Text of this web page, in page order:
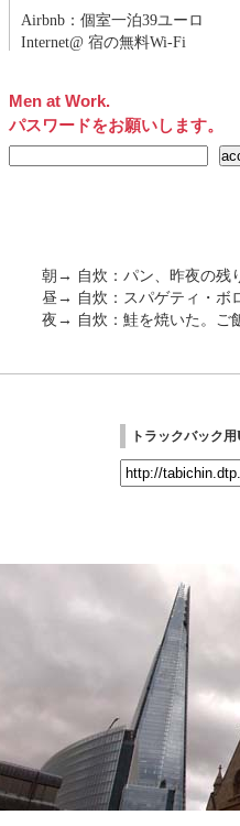
Airbnb：個室一泊39ユーロ
Internet@ 宿の無料Wi-Fi
Men at Work.
パスワードをお願いします。
朝→ 自炊：パン、昨夜の残
昼→ 自炊：スパゲティ・ボ
夜→ 自炊：鮭を焼いた。ご
トラックバック